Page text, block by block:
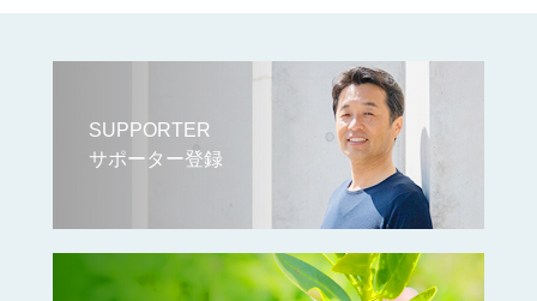
SUPPORTER
サポーター登録